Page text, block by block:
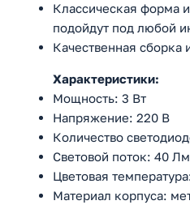
Классическая форма
подойдут под любой
Качественная
Характеристики:
Мощность: 3 Вт
Напряжение: 220 В
Количество
Световой поток: 40 Лм
Цветовая
Материал корпуса: